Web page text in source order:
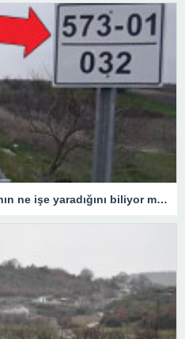
Yol kenarındaki beyaz levhanın ne işe yaradığını biliyor muydunuz?